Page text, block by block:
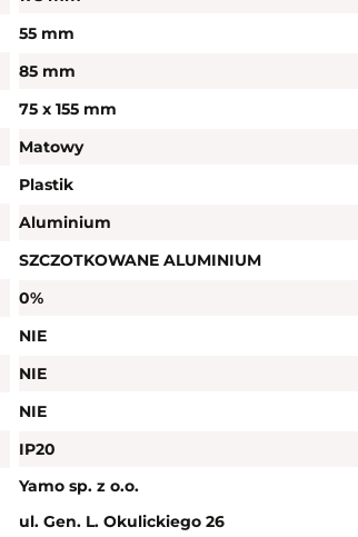
55 mm
85 mm
75 x 155 mm
Matowy
Plastik
Aluminium
SZCZOTKOWANE ALUMINIUM
0%
NIE
NIE
NIE
IP20
Yamo sp. z o.o.
ul. Gen. L. Okulickiego 26